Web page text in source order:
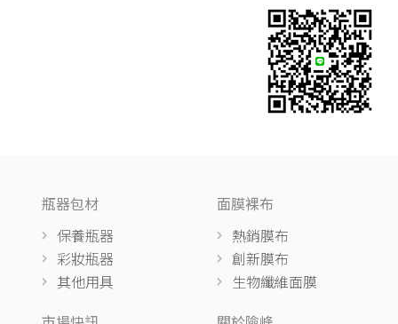
瓶器包材
保養瓶器
彩妝瓶器
其他用具
面膜裸布
熱銷膜布
創新膜布
生物纖維面膜